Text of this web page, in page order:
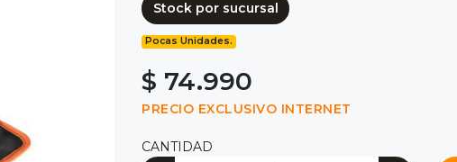
Stock por sucursal
Pocas Unidades.
$ 74.990
PRECIO EXCLUSIVO INTERNET
CANTIDAD